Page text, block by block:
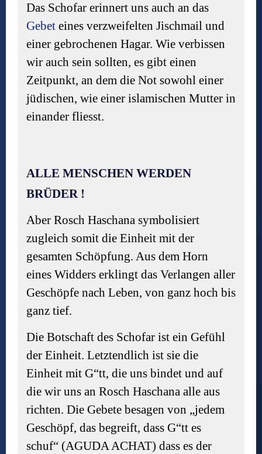
Das Schofar erinnert uns auch an das
Gebet eines verzweifelten Jischmail und
einer gebrochenen Hagar. Wie verbissen
wir auch sein sollten, es gibt einen
Zeitpunkt, an dem die Not sowohl einer
jüdischen, wie einer islamischen Mutter in
einander fliesst.
ALLE MENSCHEN WERDEN
BRÜDER !
Aber Rosch Haschana symbolisiert
zugleich somit die Einheit mit der
gesamten Schöpfung. Aus dem Horn
eines Widders erklingt das Verlangen aller
Geschöpfe nach Leben, von ganz hoch bis
ganz tief.
Die Botschaft des Schofar ist ein Gefühl
der Einheit. Letztendlich ist sie die
Einheit mit G“tt, die uns bindet und auf
die wir uns an Rosch Haschana alle aus
richten. Die Gebete besagen von „jedem
Geschöpf, das begreift, dass G“tt es
schuf“ (AGUDA ACHAT) dass es der